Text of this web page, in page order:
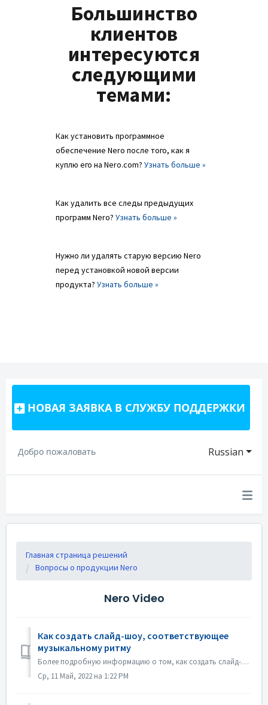
Большинство
клиентов
интересуются
следующими
темами:
Как установить программное
обеспечение Nero после того, как я
куплю его на Nero.com? Узнать больше »
Как удалить все следы предыдущих
программ Nero? Узнать больше »
Нужно ли удалять старую версию Nero
перед установкой новой версии
продукта? Узнать больше »
НОВАЯ ЗАЯВКА В СЛУЖБУ ПОДДЕРЖКИ
Russian
Добро пожаловать
Главная страница решений
Вопросы о продукции Nero
Nero Video
Как создать слайд-шоу, соответствующее
музыкальному ритму
Более подробную информацию о том, как создать слайд-шоу в соответствии с ритмом музыки, вы найдете по следующей ссылке: Создание слайд-шоу в соответствии с ...
Ср, 11 Май, 2022 на 1:22 PM